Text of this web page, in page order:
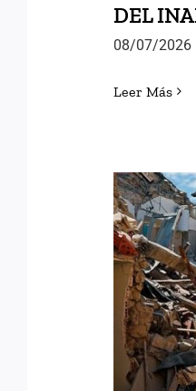
DEL
08/07/2026
Leer Más